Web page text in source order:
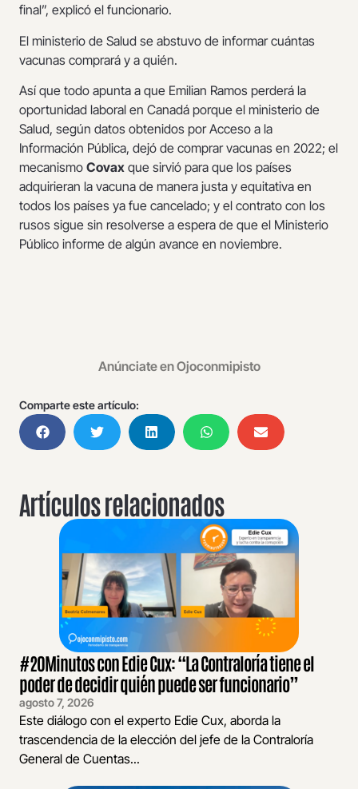
final”, explicó el funcionario.
El ministerio de Salud se abstuvo de informar cuántas
vacunas comprará y a quién.
Así que todo apunta a que Emilian Ramos perderá la
oportunidad laboral en Canadá porque el ministerio de
Salud, según datos obtenidos por Acceso a la
Información Pública, dejó de comprar vacunas en 2022; el
mecanismo Covax que sirvió para que los países
adquirieran la vacuna de manera justa y equitativa en
todos los países ya fue cancelado; y el contrato con los
rusos sigue sin resolverse a espera de que el Ministerio
Público informe de algún avance en noviembre.
Anúnciate en Ojoconmipisto
Comparte este artículo:
Artículos relacionados
#20Minutos con Edie Cux: “La Contraloría tiene el
poder de decidir quién puede ser funcionario”
agosto 7, 2026
Este diálogo con el experto Edie Cux, aborda la
trascendencia de la elección del jefe de la Contraloría
General de Cuentas...